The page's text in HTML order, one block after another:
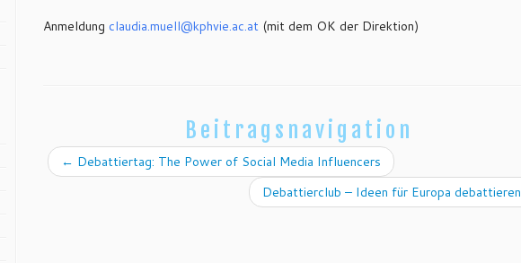
Anmeldung claudia.muell@kphvie.ac.at (mit dem OK der Direktion)
Beitragsnavigation
← Debattiertag: The Power of Social Media Influencers
Debattierclub – Ideen für Europa debattieren